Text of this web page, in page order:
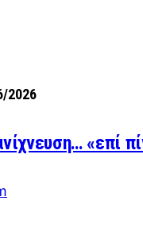
2026
«επί